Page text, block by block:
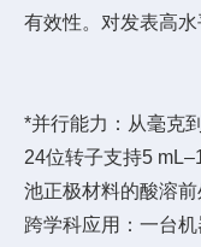
有效性。对发表高水
*并行能力：从毫克
24位转子支持5
池正极材料的酸溶前
跨学科应用：一台